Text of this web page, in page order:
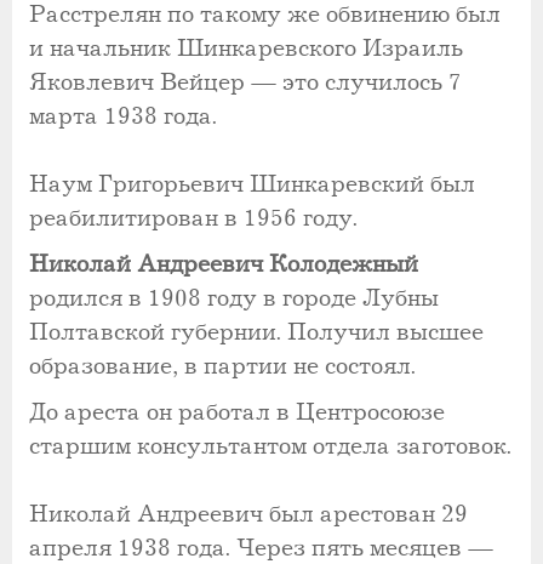
Расстрелян по такому же обвинению был
и начальник Шинкаревского Израиль
Яковлевич Вейцер — это случилось 7
марта 1938 года.
Наум Григорьевич Шинкаревский был
реабилитирован в 1956 году.
Николай Андреевич Колодежный
родился в 1908 году в городе Лубны
Полтавской губернии. Получил высшее
образование, в партии не состоял.
До ареста он работал в Центросоюзе
старшим консультантом отдела заготовок.
Николай Андреевич был арестован 29
апреля 1938 года. Через пять месяцев —